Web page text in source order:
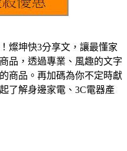
燦坤快3分享文，讓最懂家
品，透過專業、風趣的文字
商品。再加碼為你不定時獻
了解身邊家電、3C電器產